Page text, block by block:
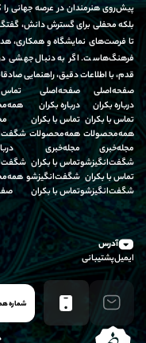
پیش‌روی هنرمندان در عرصه جهانی
بلکه محفلی برای گسترش دانش،
تا فرصت‌های نمایشگاه و همکاری،
فرهنگ‌هاست. اگر به دنبال جهشی
قدم، با اطلاعات دقیق، راهنمایی
صفحه‌اصلی
درباره‌ بکران
تماس‌ با‌ بکران
همه‌محصولات
مجله‌خبری
شگفت‌انگیز‌شو
تماس‌ با‌ بکران
شگفت‌انگیز‌شو
صفحه‌اصلی
درباره‌ بکران
تماس‌ با‌ بکران
همه‌محصولات
مجله‌خبری
تماس‌ با‌ بکران
شگفت‌انگیز‌شو
تماس‌ با‌ بکران
تماس‌
آدرس
ایمیل‌پشتیبانی
شماره